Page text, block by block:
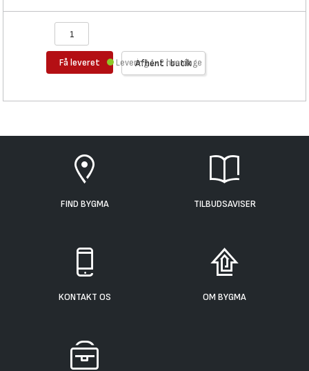
Få leveret Afhent i butik
Levering 1-2 hverdage
FIND BYGMA TILBUDSAVISER
KONTAKT OS OM BYGMA